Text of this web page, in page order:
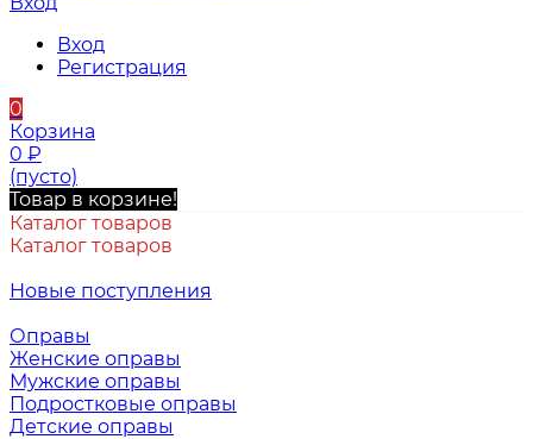
Вход
Регистрация
0
Корзина
0 ₽
(пусто)
Товар в корзине!
Каталог товаров
Каталог товаров
Новые поступления
Оправы
Женские оправы
Мужские оправы
Подростковые оправы
Детские оправы